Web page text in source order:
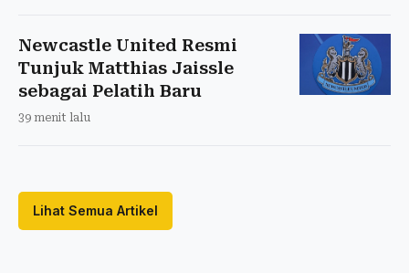
Newcastle United Resmi
Tunjuk Matthias Jaissle
sebagai Pelatih Baru
39 menit lalu
Lihat Semua Artikel